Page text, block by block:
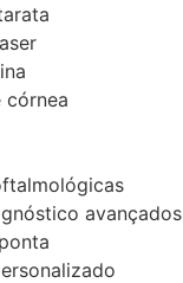
córnea
avançados